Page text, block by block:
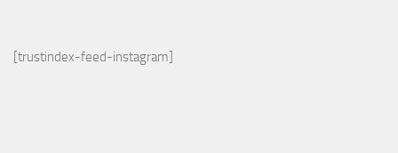
[trustindex-feed-instagram]